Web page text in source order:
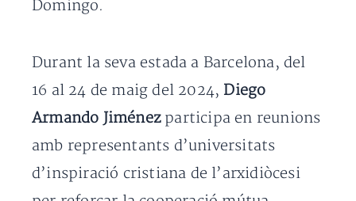
Domingo.
Durant la seva estada a Barcelona, del
16 al 24 de maig del 2024, Diego
Armando Jiménezparticipa en reunions
amb representants d’universitats
d’inspiració cristiana de l’arxidiòcesi